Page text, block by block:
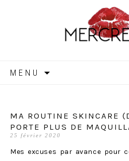
MENU
MA ROUTINE SKINCARE
PORTE PLUS DE
25 février 2020
Mes excuses par avance pour